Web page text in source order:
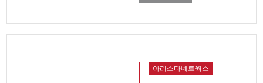
아리스타네트웍스